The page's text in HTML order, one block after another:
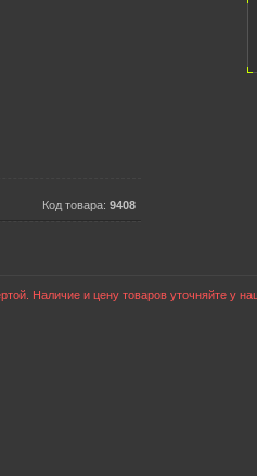
Код товара: 9408
Наличие и цену товаров уточняйте у